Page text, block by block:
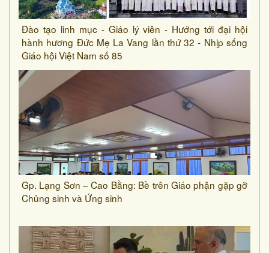
Đào tạo linh mục - Giáo lý viên - Hướng tới đại hội
hành hương Đức Mẹ La Vang lần thứ 32 - Nhịp sống
Giáo hội Việt Nam số 85
Gp. Lạng Sơn – Cao Bằng: Bề trên Giáo phận gặp gỡ
Chủng sinh và Ứng sinh